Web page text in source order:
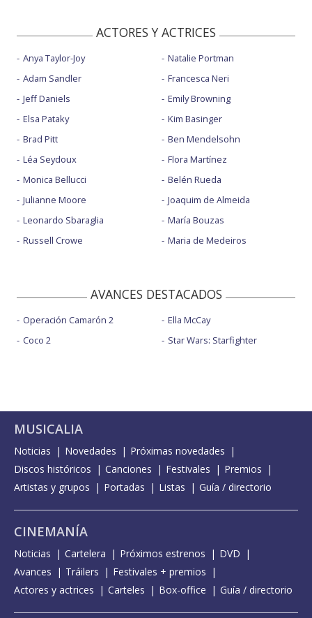
ACTORES Y ACTRICES
Anya Taylor-Joy
Adam Sandler
Jeff Daniels
Elsa Pataky
Brad Pitt
Léa Seydoux
Monica Bellucci
Julianne Moore
Leonardo Sbaraglia
Russell Crowe
Natalie Portman
Francesca Neri
Emily Browning
Kim Basinger
Ben Mendelsohn
Flora Martínez
Belén Rueda
Joaquim de Almeida
María Bouzas
Maria de Medeiros
AVANCES DESTACADOS
Operación Camarón 2
Coco 2
Ella McCay
Star Wars: Starfighter
MUSICALIA
Noticias Novedades
Próximas novedades
Discos históricos
Canciones Festivales
Premios
Artistas y grupos
Portadas Listas Guía / directorio
CINEMANÍA
Noticias Cartelera Próximos estrenos
DVD
Avances
Tráilers
Festivales + premios
Actores y actrices
Carteles Box-office Guía / directorio